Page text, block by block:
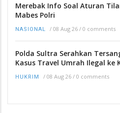
Merebak Info Soal Aturan
Mabes Polri
NASIONAL / 08 Aug 26 / 0 comments
Polda Sultra Serahkan
Kasus Travel Umrah Ilegal ke
HUKRIM / 08 Aug 26 / 0 comments